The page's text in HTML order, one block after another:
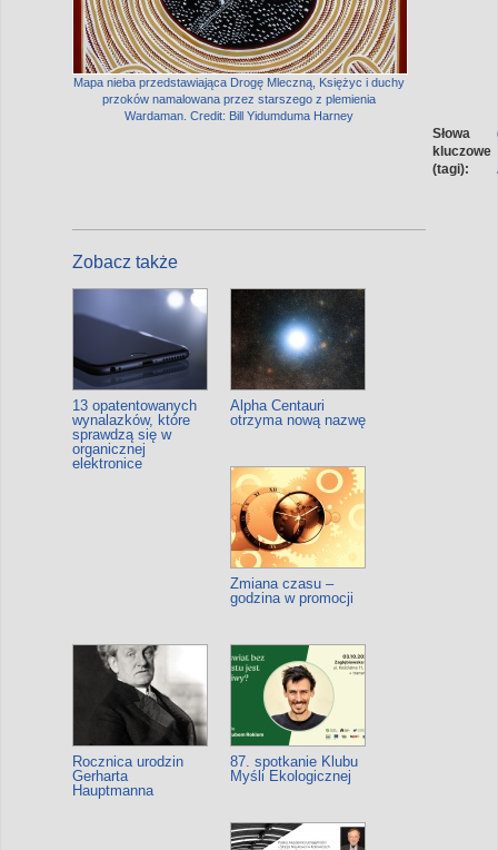
Mapa nieba przedstawiająca Drogę Mleczną, Księżyc i duchy
przoków namalowana przez starszego z plemienia
Wardaman. Credit: Bill Yidumduma Harney
Słowa
kluczowe
(tagi):
Zobacz także
13 opatentowanych
wynalazków, które
sprawdzą się w
organicznej
elektronice
Alpha Centauri
otrzyma nową nazwę
Zmiana czasu –
godzina w promocji
Rocznica urodzin
Gerharta
Hauptmanna
87. spotkanie Klubu
Myśli Ekologicznej